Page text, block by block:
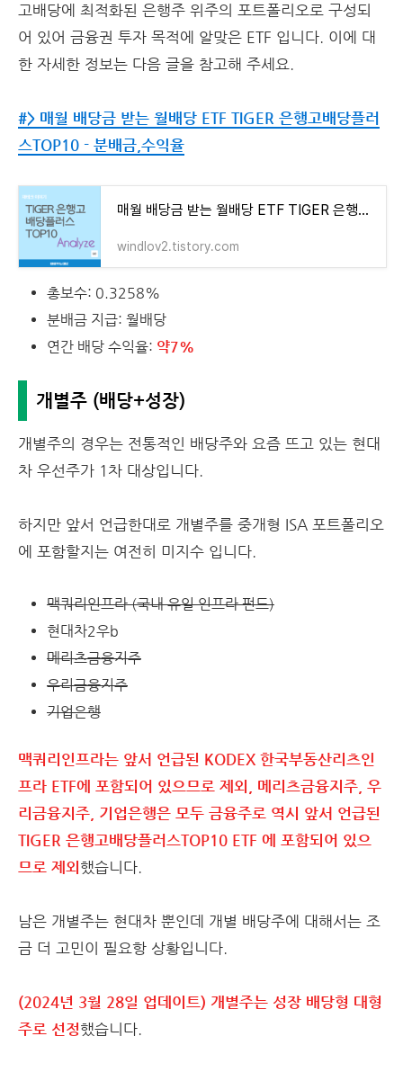
고배당에 최적화된 은행주 위주의 포트폴리오로 구성되
어 있어 금융권 투자 목적에 알맞은 ETF 입니다. 이에 대
한 자세한 정보는 다음 글을 참고해 주세요.
#> 매월 배당금 받는 월배당 ETF TIGER 은행고배당플러
스TOP10 - 분배금,수익율
매월 배당금 받는 월배당 ETF TIGER 은행고배당플러스TOP10 - 분배금,수익율
windlov2.tistory.com
총보수: 0.3258%
분배금 지급: 월배당
연간 배당 수익율: 약7%
개별주 (배당+성장)
개별주의 경우는 전통적인 배당주와 요즘 뜨고 있는 현대
차 우선주가 1차 대상입니다.
하지만 앞서 언급한대로 개별주를 중개형 ISA 포트폴리오
에 포함할지는 여전히 미지수 입니다.
맥쿼리인프라 (국내 유일 인프라 펀드)
현대차2우b
메리츠금융지주
우리금융지주
기업은행
맥쿼리인프라는 앞서 언급된 KODEX 한국부동산리츠인
프라 ETF에 포함되어 있으므로 제외, 메리츠금융지주, 우
리금융지주, 기업은행은 모두 금융주로 역시 앞서 언급된
TIGER 은행고배당플러스TOP10 ETF 에 포함되어 있으
므로 제외했습니다.
남은 개별주는 현대차 뿐인데 개별 배당주에 대해서는 조
금 더 고민이 필요항 상황입니다.
(2024년 3월 28일 업데이트) 개별주는 성장 배당형 대형
주로 선정했습니다.